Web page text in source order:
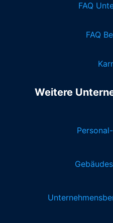
FAQ
FAQ
Weitere